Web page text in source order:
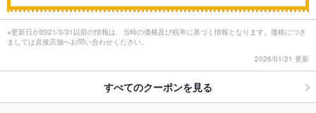
※更新日が2021/3/31以前の情報は、当時の価格及び税率に基づく情報となります。価格につき
ましては直接店舗へお問い合わせください。
2026/01/21 更新
すべてのクーポンを見る